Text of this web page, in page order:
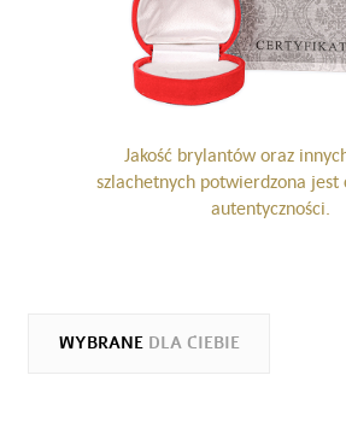
Jakość brylantów oraz
szlachetnych potwierdzona
autentyczności.
WYBRANEDLA CIEBIE